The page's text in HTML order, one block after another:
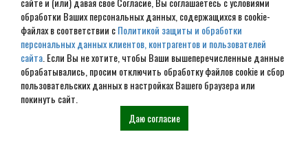
обработки Ваших персональных данных, содержащихся в cookie-
файлах в соответствии сПолитикой защиты и обработки
персональных данных клиентов, контрагентов и пользователей
сайта . Если Вы не хотите, чтобы Ваши вышеперечисленные данные
обрабатывались, просим отключить обработку файлов cookie и сбор
пользовательских данных в настройках Вашего браузера или
покинуть сайт.
Даю согласие
Дом из бревна под ключ в
Ступино
Наши проекты